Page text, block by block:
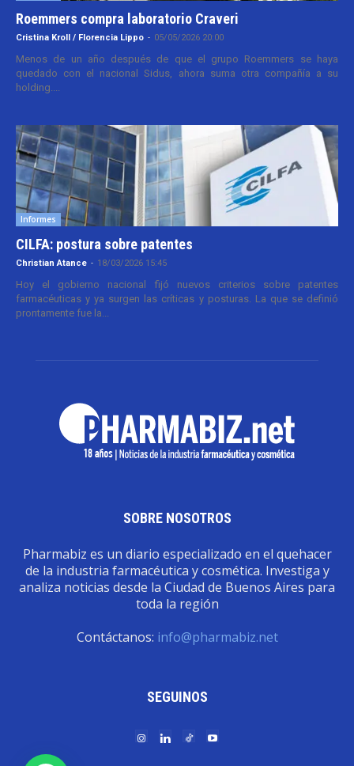
Roemmers compra laboratorio Craveri
Cristina Kroll / Florencia Lippo - 05/05/2026 20:00
Menos de un año después de que el grupo Roemmers se haya
quedado con el nacional Sidus, ahora suma otra compañía a su
holding....
Informes
CILFA: postura sobre patentes
Christian Atance - 18/03/2026 15:45
Hoy el gobierno nacional fijó nuevos criterios sobre patentes
farmacéuticas y ya surgen las críticas y posturas. La que se definió
prontamente fue la...
SOBRE NOSOTROS
Pharmabiz es un diario especializado en el quehacer
de la industria farmacéutica y cosmética. Investiga y
analiza noticias desde la Ciudad de Buenos Aires para
toda la región
Contáctanos: info@pharmabiz.net
SEGUINOS